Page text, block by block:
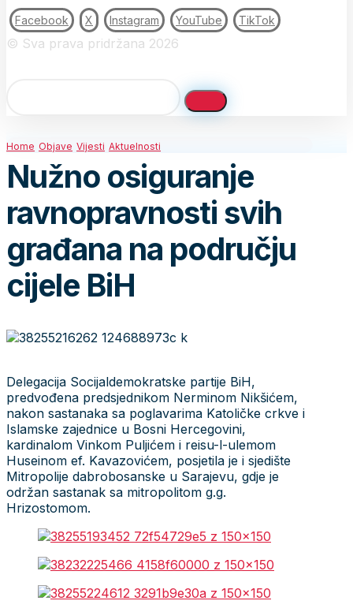
Facebook X Instagram YouTube TikTok
© Sva prava pridržana 2026
Home Objave Vijesti Aktuelnosti
Nužno osiguranje
ravnopravnosti svih
građana na području
cijele BiH
Delegacija Socijaldemokratske partije BiH,
predvođena predsjednikom Nerminom Nikšićem,
nakon sastanaka sa poglavarima Katoličke crkve i
Islamske zajednice u Bosni Hercegovini,
kardinalom Vinkom Puljićem i reisu-l-ulemom
Huseinom ef. Kavazovićem, posjetila je i sjedište
Mitropolije dabrobosanske u Sarajevu, gdje je
održan sastanak sa mitropolitom g.g.
Hrizostomom.